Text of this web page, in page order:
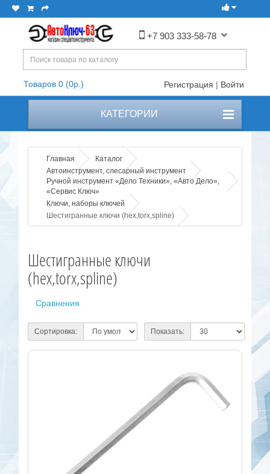
+7 903 333-58-78
Товаров 0 (0р.) Регистрация | Войти
КАТЕГОРИИ
Главная
Каталог
Автоинструмент, слесарный инструмент
Ручной инструмент «Дело Техники», «Авто Дело»,
«Сервис Ключ»
Ключи, наборы ключей
Шестигранные ключи (hex,torx,spline)
Шестигранные ключи
(hex,torx,spline)
Сравнения
Сортировка: Показать: